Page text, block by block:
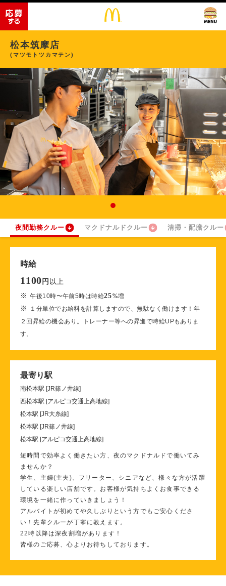
松本筑摩店
(マツモトツカマテン)
夜間勤務クルー マクドナルドクルー 清掃・配膳クルー
時給
1100 円 以上
※午後10時〜午前5時は時給25%増
※
１分単位でお給料を計算しますので、無駄なく働けます！年
２回昇給の機会あり。トレーナー等への昇進で時給UPもありま
す。
最寄り駅
南松本駅 [JR篠ノ井線]
西松本駅 [アルピコ交通上高地線]
松本駅 [JR大糸線]
松本駅 [JR篠ノ井線]
松本駅 [アルピコ交通上高地線]
短時間で効率よく働きたい方、夜のマクドナルドで働いてみ
ませんか？
学生、主婦(主夫)、フリーター、シニアなど、様々な方が活躍
している楽しい店舗です。お客様が気持ちよくお食事できる
環境を一緒に作っていきましょう！
アルバイトが初めてや久しぶりという方でもご安心くださ
い！先輩クルーが丁寧に教えます。
22時以降は深夜割増があります！
皆様のご応募、心よりお待ちしております。